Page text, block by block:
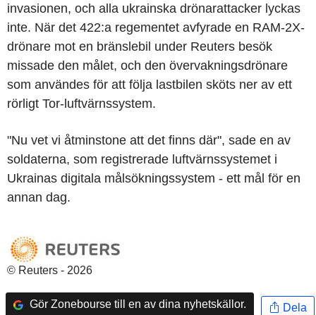
invasionen, och alla ukrainska drönarattacker lyckas
inte. När det 422:a regementet avfyrade en RAM-2X-
drönare mot en bränslebil under Reuters besök
missade den målet, och den övervakningsdrönare
som användes för att följa lastbilen sköts ner av ett
rörligt Tor-luftvärnssystem.
"Nu vet vi åtminstone att det finns där", sade en av
soldaterna, som registrerade luftvärnssystemet i
Ukrainas digitala målsökningssystem - ett mål för en
annan dag.
© Reuters - 2026
Gör Zonebourse till en av dina nyhetskällor. Dela